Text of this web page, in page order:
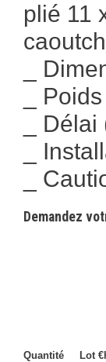
plié 11
_
_
_
_
_
Demandez
Quantité Lot